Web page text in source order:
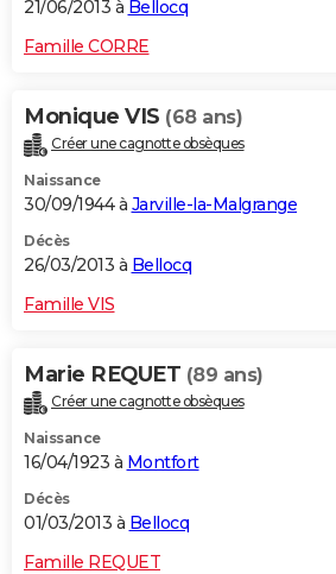
21/06/2013 à Bellocq
Famille CORRE
Monique VIS (68 ans)
Créer une cagnotte obsèques
Naissance
30/09/1944 à Jarville-la-Malgrange
Décès
26/03/2013 à Bellocq
Famille VIS
Marie REQUET (89 ans)
Créer une cagnotte obsèques
Naissance
16/04/1923 à Montfort
Décès
01/03/2013 à Bellocq
Famille REQUET